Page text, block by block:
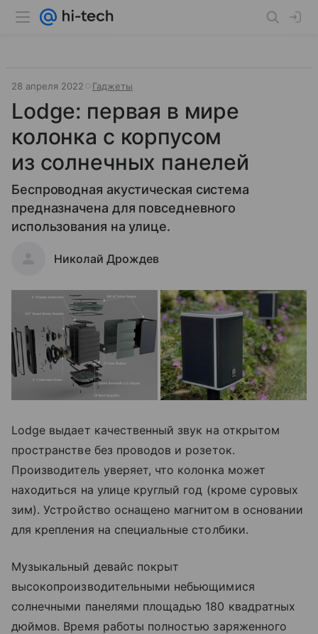
28 апреля 2022 Гаджеты
Lodge: первая в мире
колонка с корпусом
из солнечных панелей
Беспроводная акустическая система
предназначена для повседневного
использования на улице.
Николай Дрождев
Lodge выдает качественный звук на открытом
пространстве без проводов и розеток.
Производитель уверяет, что колонка может
находиться на улице круглый год (кроме суровых
зим). Устройство оснащено магнитом в основании
для крепления на специальные столбики.
Музыкальный девайс покрыт
высокопроизводительными небьющимися
солнечными панелями площадью 180 квадратных
дюймов. Время работы полностью заряженного